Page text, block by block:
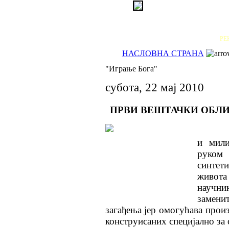
НАСЛОВНА СТРАНА
"Играње Бога"
субота, 22 мај 2010
ПРВИ ВЕШТАЧКИ
и
загађења јер омогућава
конструисаних специјално за